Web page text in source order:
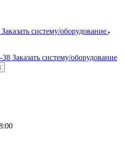
Заказать систему/оборудование
38 Заказать систему/оборудование